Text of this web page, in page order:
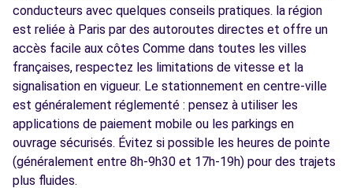
conducteurs avec quelques conseils pratiques. la région
est reliée à Paris par des autoroutes directes et offre un
accès facile aux côtes Comme dans toutes les villes
françaises, respectez les limitations de vitesse et la
signalisation en vigueur. Le stationnement en centre-ville
est généralement réglementé : pensez à utiliser les
applications de paiement mobile ou les parkings en
ouvrage sécurisés. Évitez si possible les heures de pointe
(généralement entre 8h-9h30 et 17h-19h) pour des trajets
plus fluides.